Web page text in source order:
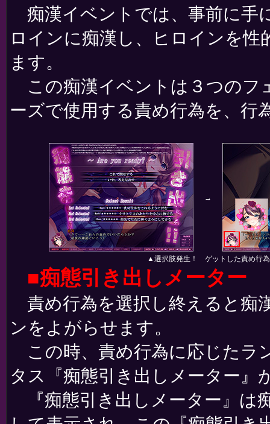
痴漢イベントでは、事前に手
ロインに痴漢し、ヒロインを
ます。
この痴漢イベントは３つのフ
ーズで使用する責め行為を、行
→
▲選択肢発生！ ゲットした責め行為
■痴態引き出しメーター
責め行為を選択し終えると痴
ンをよがらせます。
この時、責め行為に応じたラ
タス『痴態引き出しメーター』
『痴態引き出しメーター』は